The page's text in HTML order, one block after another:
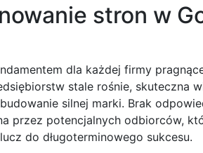
stron w
dla każdej firmy
stale rośnie, skuteczna
silnej marki. Brak
przez potencjalnych odbiorców,
do długoterminowego sukcesu.